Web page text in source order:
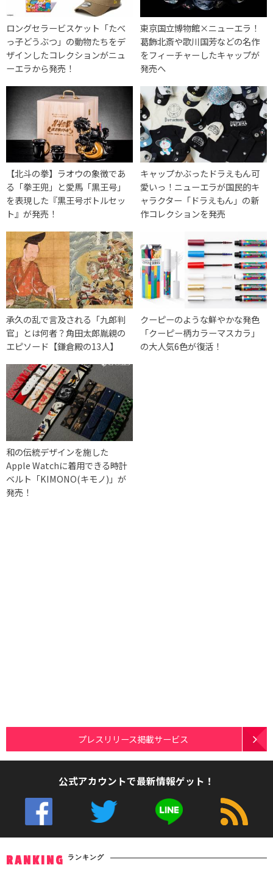
ロングセラービスケット「たべ
っ子どうぶつ」の動物たちをデ
ザインしたコレクションがニュ
ーエラから発売！
東京国立博物館×ニューエラ！
葛飾北斎や歌川国芳などの名作
をフィーチャーしたキャップが
発売へ
【北斗の拳】ラオウの象徴であ
る「拳王兜」と愛馬「黒王号」
を表現した『黒王号ボトルセッ
ト』が発売！
キャップかぶったドラえもん可
愛いっ！ニューエラが国民的キ
ャラクター「ドラえもん」の新
作コレクションを発売
承久の乱で言及される「九郎判
官」とは何者？角田太郎胤親の
エピソード【鎌倉殿の13人】
クーピーのような鮮やかな発色
「クーピー柄カラーマスカラ」
の大人気6色が復活！
和の伝統デザインを施した
Apple Watchに着用できる時計
ベルト「KIMONO(キモノ)」が
発売！
プレスリリース掲載サービス
公式アカウントで最新情報ゲット！
RANKING ランキング